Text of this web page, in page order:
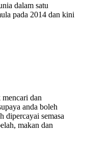
dalam satu
pada 2014 dan kini
dan
anda boleh
dipercayai semasa
makan dan